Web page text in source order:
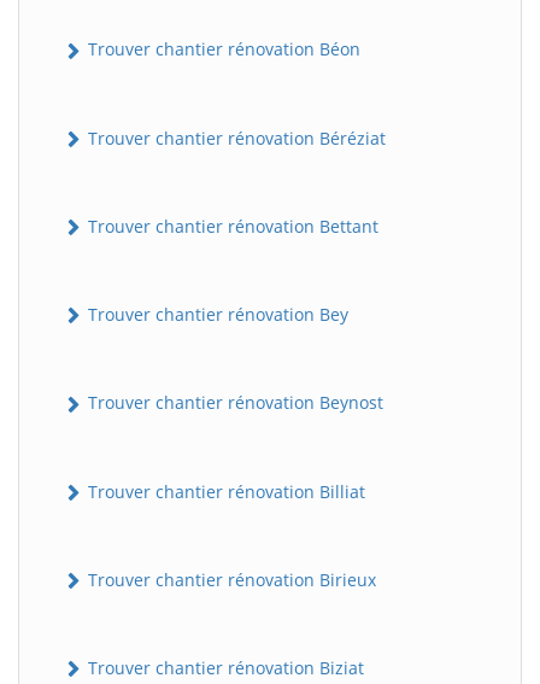
Trouver chantier rénovation Béon
Trouver chantier rénovation Béréziat
Trouver chantier rénovation Bettant
Trouver chantier rénovation Bey
Trouver chantier rénovation Beynost
Trouver chantier rénovation Billiat
Trouver chantier rénovation Birieux
Trouver chantier rénovation Biziat